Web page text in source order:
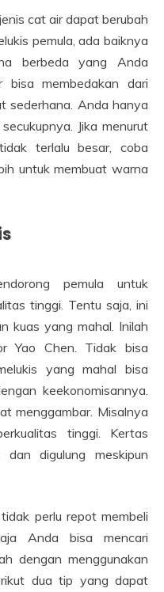
cat air dapat berubah
pemula, ada baiknya
berbeda yang Anda
bisa membedakan dari
sederhana. Anda hanya
Jika menurut
terlalu besar, coba
untuk membuat warna
pemula untuk
tinggi. Tentu saja, ini
kuas yang mahal. Inilah
Yao Chen. Tidak bisa
yang mahal bisa
keekonomisannya.
menggambar. Misalnya
tinggi. Kertas
digulung meskipun
perlu repot membeli
Anda bisa mencari
dengan menggunakan
dua tip yang dapat